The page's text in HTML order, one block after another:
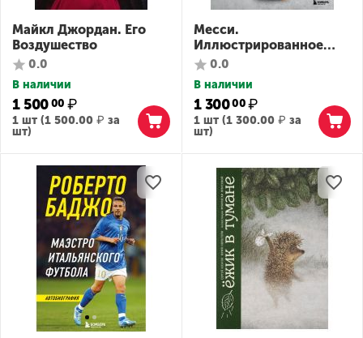
Майкл Джордан. Его
Воздушество
0.0
В наличии
1 50000 ₽
1 шт (1 500.00 ₽ за
шт)
Месси.
Иллюстрированное
издание
0.0
В наличии
1 30000₽
1 шт (1 300.00₽ за
шт)